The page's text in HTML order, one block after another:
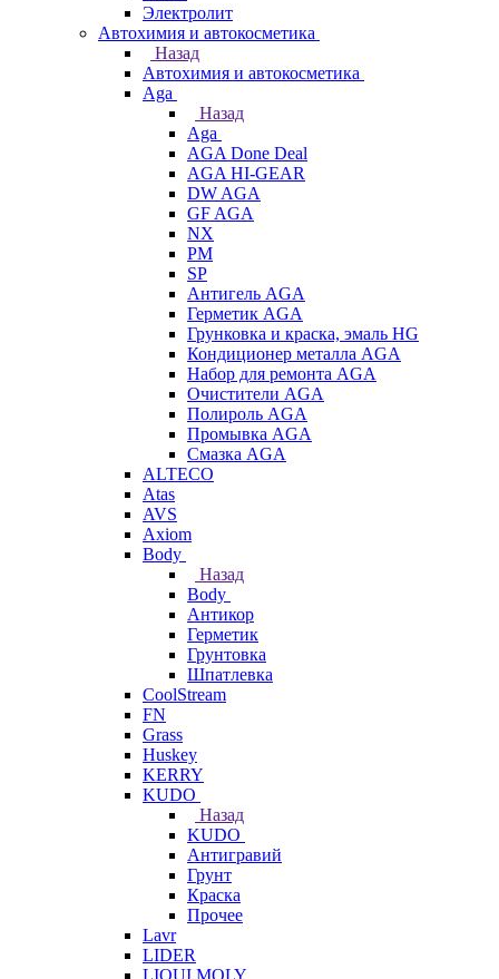
Электролит
Автохимия и автокосметика
Назад
Автохимия и автокосметика
Aga
Назад
Aga
AGA Done Deal
AGA HI-GEAR
DW AGA
GF AGA
NX
PM
SP
Антигель AGA
Герметик AGA
Грунковка и краска, эмаль HG
Кондиционер металла AGA
Набор для ремонта AGA
Очистители AGA
Полироль AGA
Промывка AGA
Смазка AGA
ALTECO
Atas
AVS
Axiom
Body
Назад
Body
Антикор
Герметик
Грунтовка
Шпатлевка
CoolStream
FN
Grass
Huskey
KERRY
KUDO
Назад
KUDO
Антигравий
Грунт
Краска
Прочее
Lavr
LIDER
LIQUI MOLY